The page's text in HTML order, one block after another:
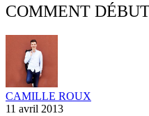
COMMENT
CAMILLE ROUX
11 avril 2013